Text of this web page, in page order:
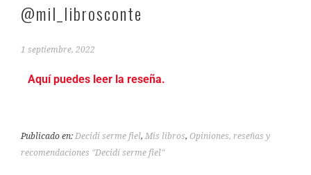
@mil_librosconte
1 septiembre, 2022
Aquí puedes leer la reseña.
Publicado en:Decidí serme fiel,Mis libros,Opiniones, reseñas y
recomendaciones "Decidí serme fiel"